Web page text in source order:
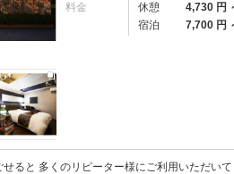
料金 休憩 4,730 円
宿泊
7,700 円
ると 多くのリピーター様にご利用いただい